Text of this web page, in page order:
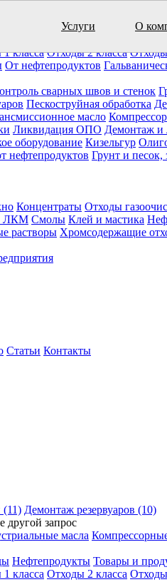
Услуги О
Демонтаж резервуаров (10)
класса Отходы 2 класса
От нефтепродуктов
сварных швов и стенок
Пескоструйная обработка
масло
Ликвидация ОПО Демонтаж и
оборудование Кизельгур
нефтепродуктов Грунт и песок,
Концентраты Отходы
ЛКМ Смолы Клей и мастика
растворы Хромсодержащие
Статьи Контакты
(11) Демонтаж резервуаров (10)
другой запрос
масла
Нефтепродукты Товары и
класса Отходы 2 класса Отходы